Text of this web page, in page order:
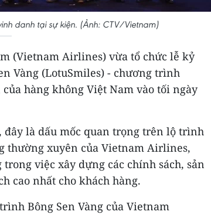
danh tại sự kiện. (Ảnh: CTV/Vietnam)
(Vietnam Airlines) vừa tổ chức lễ kỷ
Vàng (LotuSmiles) - chương trình
hàng không Việt Nam vào tối ngày
đây là dấu mốc quan trọng trên lộ trình
thường xuyên của Vietnam Airlines,
việc xây dựng các chính sách, sản
cao nhất cho khách hàng.
Bông Sen Vàng của Vietnam